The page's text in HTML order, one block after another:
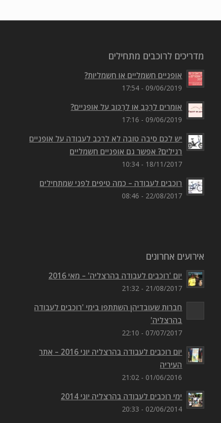
מדריכים לרוכבים מתחילים
אופניים חשמליים או חשמליות?
09/06/2019 - 17:54
אומרים לִרְכַּב או לִרְכּוב על אופניים?
09/06/2019 - 17:16
יש לכם סיבה טובה לא לרכב לעבודה על אופניים
רגילים? אפשר גם אופניים חשמליים
18/11/2017 - 10:34
רוכבים לעבודה – כמה טיפים לפני שמתחילים
22/08/2017 - 08:46
אירועים אחרונים
יום 'רוכבים לעבודה בהרצליה' – מאי 2016
21/08/2017 - 21:32
חברות שעובדיהן השתתפו בימי 'רוכבים לעבודה
בהרצליה'
07/07/2017 - 22:10
יום רוכבים לעבודה בהרצליה יוני 2016 – אתר
העיריה
01/06/2016 - 21:02
ימי רוכבים לעבודה בהרצליה יוני 2014
02/06/2014 - 20:33